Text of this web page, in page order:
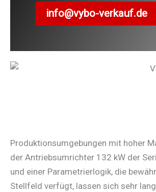
info@vybo-verkauf.de
Produktionsumgebungen mit hoher
der Antriebsumrichter 132 kW der
und einer Parametrierlogik, die
Stellfeld verfügt, lassen sich sehr